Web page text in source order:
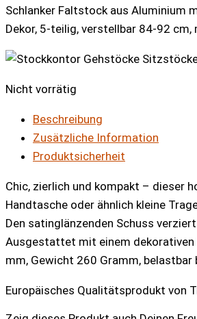
Schlanker Faltstock aus Aluminium
Dekor, 5-teilig, verstellbar 84-92
Nicht vorrätig
Beschreibung
Zusätzliche Information
Produktsicherheit
Chic, zierlich und kompakt – dieser
Handtasche oder ähnlich kleine
Den satinglänzenden Schuss
Ausgestattet mit einem dekorativen
mm, Gewicht 260 Gramm,
Europäisches Qualitätsprodukt von